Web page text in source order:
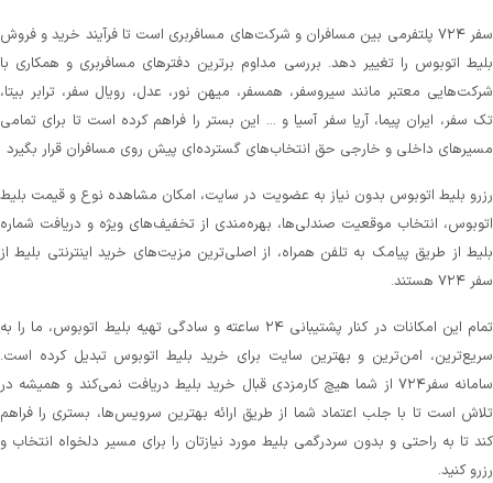
سفر ۷۲۴ پلتفرمی بین مسافران و شرکت‌های مسافربری است تا فرآیند خرید و فروش
بلیط اتوبوس را تغییر دهد. بررسی مداوم برترین دفترهای مسافربری و همکاری با
شرکت‌هایی معتبر مانند سیروسفر، همسفر، میهن‌ نور، عدل، رویال سفر، ترابر بیتا،
تک سفر، ایران پیما، آریا سفر آسیا و ... این بستر را فراهم کرده است تا برای تمامی
مسیرهای داخلی و خارجی حق انتخاب‌های گسترده‌ای پیش روی مسافران قرار بگیرد
رزرو بلیط اتوبوس بدون نیاز به عضویت در سایت، امکان مشاهده نوع و قیمت بلیط
اتوبوس، انتخاب موقعیت صندلی‌ها، بهره‌مندی از تخفیف‌های ویژه و دریافت شماره‌
بلیط از طریق پیامک به تلفن همراه، از اصلی‌ترین مزیت‌های خرید اینترنتی بلیط از
سفر ۷۲۴ هستند.
تمام این امکانات در کنار پشتیبانی‌ ۲۴ ساعته و سادگی تهیه بلیط اتوبوس، ما را به
سریع‌ترین، امن‌ترین و بهترین سایت برای خرید بلیط اتوبوس تبدیل کرده است.
سامانه سفر۷۲۴ از شما هیچ کارمزدی قبال خرید بلیط دریافت نمی‌کند و همیشه در
تلاش است تا با جلب اعتماد شما از طریق ارائه بهترین سرویس‌ها، بستری را فراهم
کند تا به راحتی و بدون سردرگمی بلیط مورد نیازتان را برای مسیر دلخواه انتخاب و
رزرو کنید.